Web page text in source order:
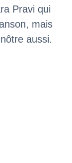
Pravi qui
mais
aussi.